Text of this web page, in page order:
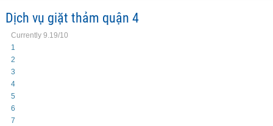
Dịch vụ giặt thảm quận 4
Currently 9.19/10
1
2
3
4
5
6
7